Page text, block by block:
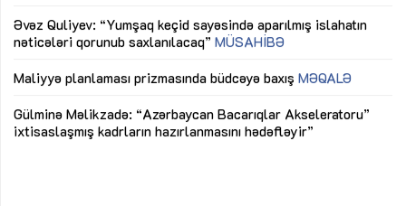
Əvəz Quliyev: “Yumşaq keçid sayəsində aparılmış islahatın
nəticələri qorunub saxlanılacaq” MÜSAHİBƏ
Maliyyə planlaması prizmasında büdcəyə baxış MƏQALƏ
Gülminə Məlikzadə: “Azərbaycan Bacarıqlar Akseleratoru”
ixtisaslaşmış kadrların hazırlanmasını hədəfləyir”